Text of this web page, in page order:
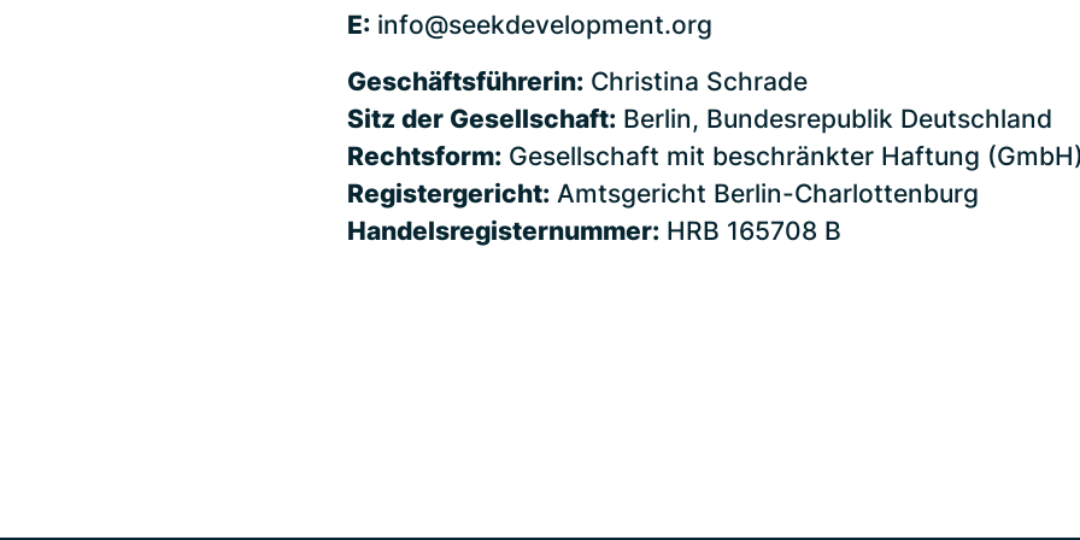
E: info@seekdevelopment.org
Geschäftsführerin: Christina Schrade
Sitz der Gesellschaft: Berlin, Bundesrepublik Deutschland
Rechtsform: Gesellschaft mit beschränkter Haftung
Registergericht: Amtsgericht Berlin-Charlottenburg
Handelsregisternummer: HRB 165708 B